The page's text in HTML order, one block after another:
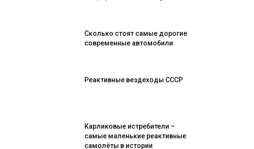
Сколько стоят самые дорогие
современные автомобили
Реактивные вездеходы СССР
Карликовые истребители –
самые маленькие реактивные
самолёты в истории